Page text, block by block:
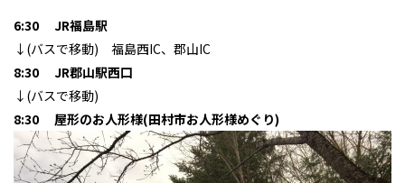
6:30 JR福島駅
↓(バスで移動) 福島西IC、郡山IC
8:30 JR郡山駅西口
↓(バスで移動)
8:30 屋形のお人形様(田村市お人形様めぐり)